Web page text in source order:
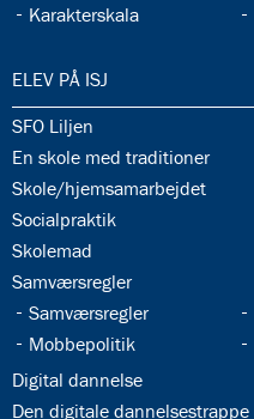
33.13:
Karakterskala
34.0:
ELEV PÅ ISJ
34.1:
SFO Liljen
34.2:
En skole med traditioner
34.3:
Skole/hjemsamarbejdet
34.4:
Socialpraktik
34.5:
Skolemad
34.6:
Samværsregler
34.7:
Samværsregler
34.9:
Mobbepolitik
34.11:
Digital dannelse
34.12:
Den digitale dannelsestrappe